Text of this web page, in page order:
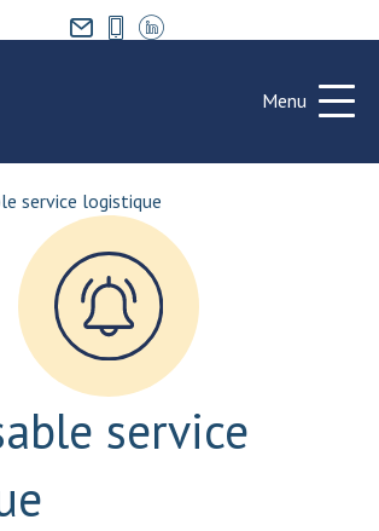
Menu
service logistique
service